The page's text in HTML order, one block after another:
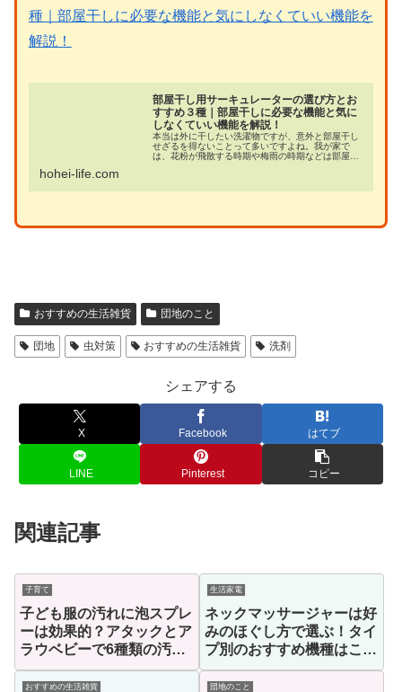
種｜部屋干しに必要な機能と気にしなくていい機能を
解説！
部屋干し用サーキュレーターの選び方とお
すすめ３種｜部屋干しに必要な機能と気に
しなくていい機能を解説！
本当は外に干したい洗濯物ですが、意外と部屋干し
せざるを得ないことって多いですよね。我が家で
は、花粉が飛散する時期や梅雨の時期などは部屋干
hohei-life.com
おすすめの生活雑貨 団地のこと
団地 虫対策 おすすめの生活雑貨 洗剤
シェアする
X Facebook はてブ
LINE Pinterest コピー
関連記事
子育て
子ども服の汚れに泡スプレ
ーは効果的？アタックとア
ラウベビーで6種類の汚れ
落ちを比較してみた
生活家電
ネックマッサージャーは好
みのほぐし方で選ぶ！タイ
プ別のおすすめ機種はこ
れ！
おすすめの生活雑貨 団地のこと